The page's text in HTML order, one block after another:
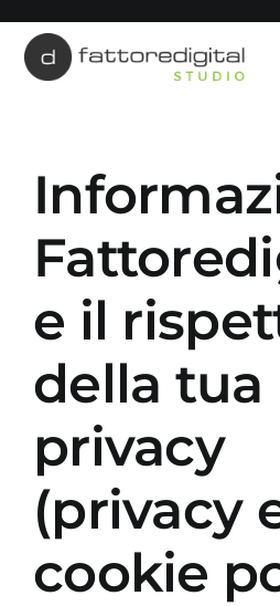
contenuto
e il
della tua
privacy
(privacy
cookie